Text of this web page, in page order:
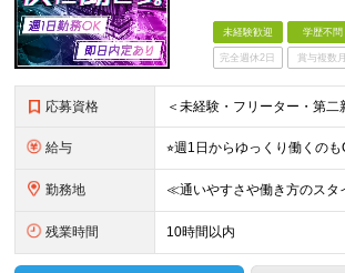
未経験歓迎 学歴不問
完全週休2日 賞与複数月
応募資格
給与
勤務地
残業時間 10時間以内